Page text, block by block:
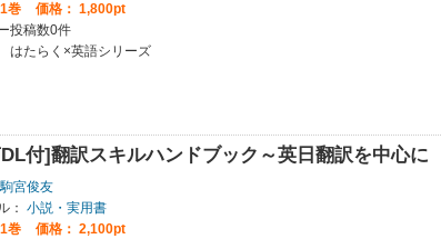
1巻
価格： 1,800pt
投稿数0件
はたらく×英語シリーズ
付]翻訳スキルハンドブック～英日翻訳を中心に
駒宮俊友
： 小説・実用書
1巻
価格： 2,100pt